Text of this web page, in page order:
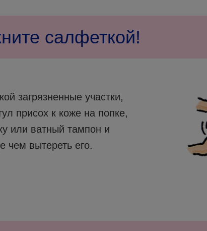
салфеткой!
загрязненные участки,
присох к коже на попке,
или ватный тампон и
чем вытереть его.